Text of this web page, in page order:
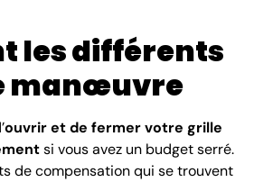
les différents
manœuvre
ouvrir et de fermer votre grille
si vous avez un budget serré.
de compensation qui se trouvent